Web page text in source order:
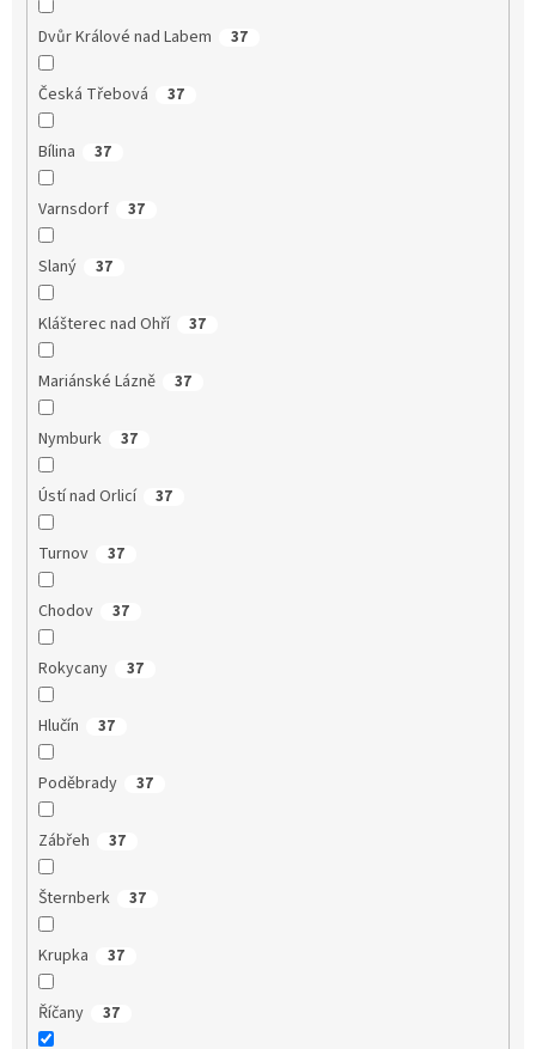
Dvůr Králové nad Labem 37
Česká Třebová 37
Bílina 37
Varnsdorf 37
Slaný 37
Klášterec nad Ohří 37
Mariánské Lázně 37
Nymburk 37
Ústí nad Orlicí 37
Turnov 37
Chodov 37
Rokycany 37
Hlučín 37
Poděbrady 37
Zábřeh 37
Šternberk 37
Krupka 37
Říčany 37